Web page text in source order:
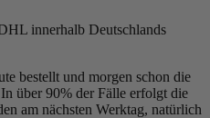
innerhalb Deutschlands
bestellt und morgen schon die
über 90% der Fälle erfolgt die
am nächsten Werktag, natürlich